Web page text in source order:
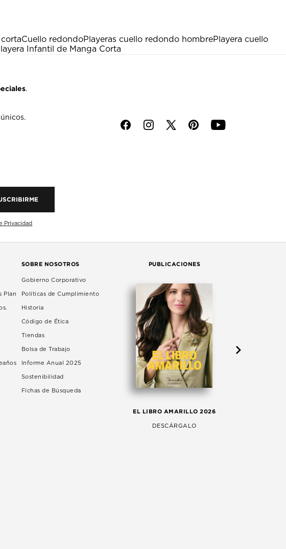
Cuello redondoPlayeras cuello redondo hombrePlayera cuello
Infantil de Manga Corta
.
Privacidad
f i p y
Plan
SOBRE NOSOTROS
Gobierno Corporativo
Políticas de Cumplimiento
Historia
Código de Ética
Tiendas
Bolsa de Trabajo
Informe Anual 2025
Sostenibilidad
Fichas de Búsqueda
PUBLICACIONES
EL LIBRO AMARILLO 2026
DESCÁRGALO